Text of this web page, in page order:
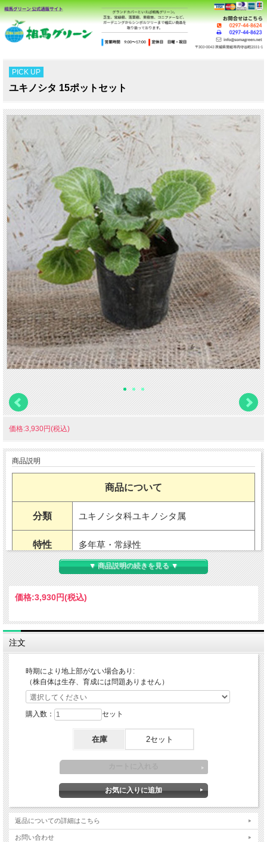
PICK UP
ユキノシタ 15ポットセット
価格:3,930円(税込)
商品説明
商品について
分類 ユキノシタ科ユキノシタ属
特性 多年草・常緑性
用途 グランドカバー・鉢植え（室内不可）
耐暑性 やや弱い〜普通
耐寒性 強い
草丈
樹高
20〜50cmくらい（環境による）
植え付け 3〜5月、9〜10月
▼ 商品説明の続きを見る ▼
価格:3,930円(税込)
注文
時期により地上部がない場合あり:
（株自体は生存、育成には問題ありません）
購入数： セット
在庫 2セット
返品についての詳細はこちら
お問い合わせ